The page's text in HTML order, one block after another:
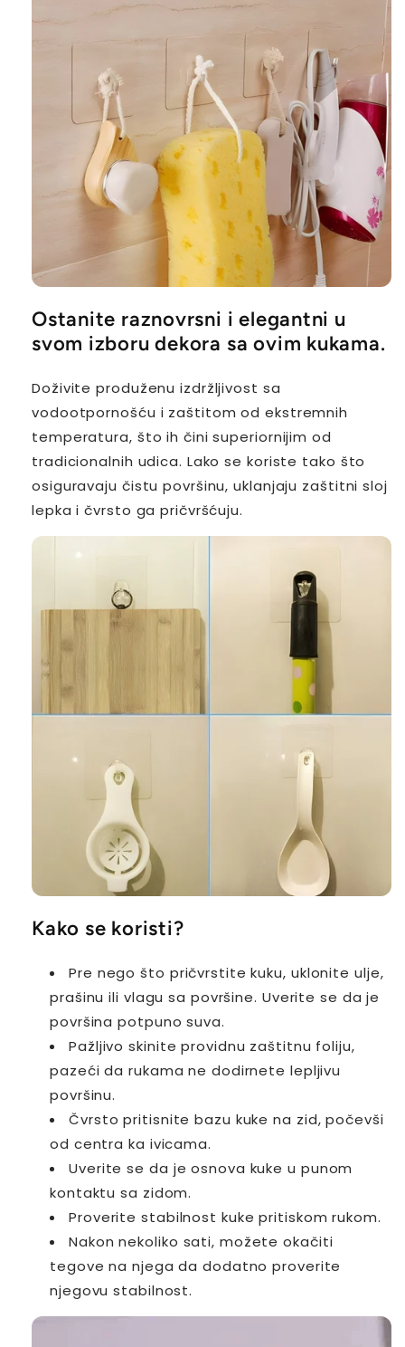
Ostanite raznovrsni i elegantni u
svom izboru dekora sa ovim kukama.
Doživite produženu izdržljivost sa
vodootpornošću i zaštitom od ekstremnih
temperatura, što ih čini superiornijim od
tradicionalnih udica. Lako se koriste tako što
osiguravaju čistu površinu, uklanjaju zaštitni sloj
lepka i čvrsto ga pričvršćuju.
Kako se koristi?
Pre nego što pričvrstite kuku, uklonite ulje,
prašinu ili vlagu sa površine. Uverite se da je
površina potpuno suva.
Pažljivo skinite providnu zaštitnu foliju,
pazeći da rukama ne dodirnete lepljivu
površinu.
Čvrsto pritisnite bazu kuke na zid, počevši
od centra ka ivicama.
Uverite se da je osnova kuke u punom
kontaktu sa zidom.
Proverite stabilnost kuke pritiskom rukom.
Nakon nekoliko sati, možete okačiti
tegove na njega da dodatno proverite
njegovu stabilnost.